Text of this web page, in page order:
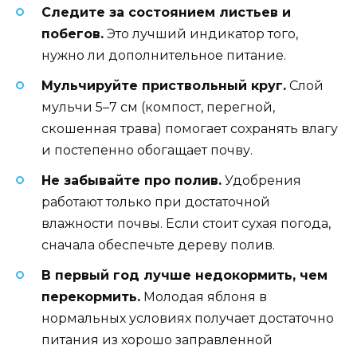
Следите за состоянием листьев и
побегов. Это лучший индикатор того,
нужно ли дополнительное питание.
Мульчируйте приствольный круг. Слой
мульчи 5–7 см (компост, перегной,
скошенная трава) помогает сохранять влагу
и постепенно обогащает почву.
Не забывайте про полив. Удобрения
работают только при достаточной
влажности почвы. Если стоит сухая погода,
сначала обеспечьте дереву полив.
В первый год лучше недокормить, чем
перекормить. Молодая яблоня в
нормальных условиях получает достаточно
питания из хорошо заправленной